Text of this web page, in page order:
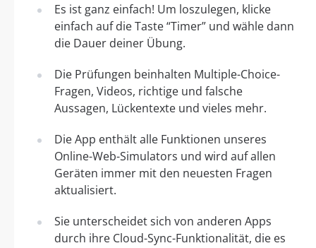
Es ist ganz einfach! Um loszulegen, klicke
einfach auf die Taste “Timer” und wähle dann
die Dauer deiner Übung.
Die Prüfungen beinhalten Multiple-Choice-
Fragen, Videos, richtige und falsche
Aussagen, Lückentexte und vieles mehr.
Die App enthält alle Funktionen unseres
Online-Web-Simulators und wird auf allen
Geräten immer mit den neuesten Fragen
aktualisiert.
Sie unterscheidet sich von anderen Apps
durch ihre Cloud-Sync-Funktionalität, die es